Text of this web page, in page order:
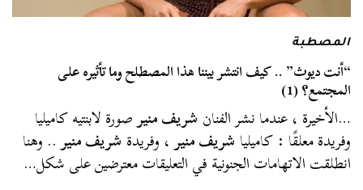
المصطبة
“أنت ديوث” .. كيف انتشر بيننا هذا المصطلح وما تأثيره على
المجتمع؟ (1)
…الأخيرة ، عندما نشر الفنان شريف منيرصورة لابنتيه كاميليا
وفريدة معلقًا : كاميليا شريف منير، وفريدة شريف منير.. وهنا
انطلقت الاتهامات الجنونية في التعليقات معترضين على شكل…